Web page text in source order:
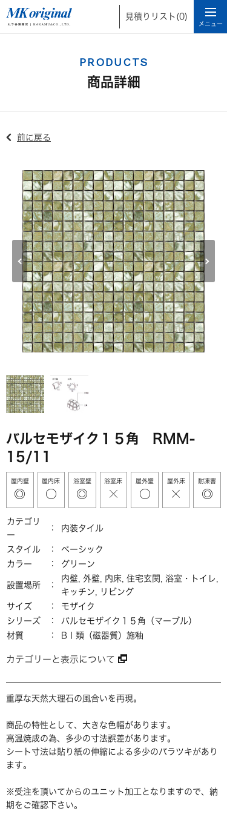
見積りリスト (0)
PRODUCTS
商品詳細
前に戻る
バルセモザイク１５角 RMM-
15/11
屋内壁 屋内床 浴室壁 浴室床 屋外壁 屋外床 耐凍害
カテゴリ
ー
内装タイル
スタイル
ベーシック
カラー
グリーン
設置場所
内壁, 外壁, 内床, 住宅玄関, 浴室・トイレ,
キッチン, リビング
サイズ
モザイク
シリーズ
バルセモザイク１５角（マーブル）
材質
BＩ類（磁器質）施釉
カテゴリーと表示について
重厚な天然大理石の風合いを再現。
商品の特性として、大きな色幅があります。
高温焼成の為、多少の寸法誤差があります。
シート寸法は貼り紙の伸縮による多少のバラツキがあり
ます。
※受注を頂いてからのユニット加工となりますので、納
期をご確認下さい。